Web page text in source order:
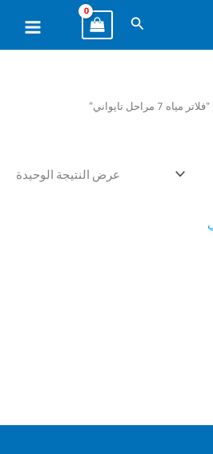
البحث
تايواني”
عرض النتيجة الوحيدة